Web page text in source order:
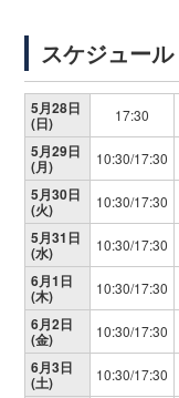
スケジュール
5月28日
(日) 17:30
5月29日
(月) 10:30/17:30
5月30日
(火) 10:30/17:30
5月31日
(水) 10:30/17:30
6月1日
(木) 10:30/17:30
6月2日
(金) 10:30/17:30
6月3日
(土) 10:30/17:30